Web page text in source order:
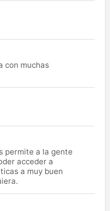
con muchas
permite a la gente
acceder a
a muy buen